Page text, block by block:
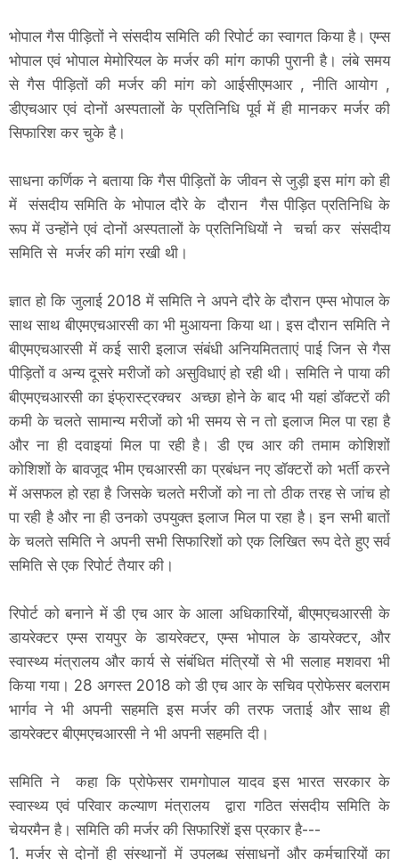
भोपाल गैस पीड़ितों ने संसदीय समिति की रिपोर्ट का स्वागत किया है। एम्स
भोपाल एवं भोपाल मेमोरियल के मर्जर की मांग काफी पुरानी है। लंबे समय
से गैस पीड़ितों की मर्जर की मांग को आईसीएमआर , नीति आयोग ,
डीएचआर एवं दोनों अस्पतालों के प्रतिनिधि पूर्व में ही मानकर मर्जर की
सिफारिश कर चुके है।
साधना कर्णिक ने बताया कि गैस पीड़ितों के जीवन से जुड़ी इस मांग को ही
में संसदीय समिति के भोपाल दौरे के दौरान गैस पीड़ित प्रतिनिधि के
रूप में उन्होंने एवं दोनों अस्पतालों के प्रतिनिधियों ने चर्चा कर संसदीय
समिति से मर्जर की मांग रखी थी।
ज्ञात हो कि जुलाई 2018 में समिति ने अपने दौरे के दौरान एम्स भोपाल के
साथ साथ बीएमएचआरसी का भी मुआयना किया था। इस दौरान समिति ने
बीएमएचआरसी में कई सारी इलाज संबंधी अनियमितताएं पाई जिन से गैस
पीड़ितों व अन्य दूसरे मरीजों को असुविधाएं हो रही थी। समिति ने पाया की
बीएमएचआरसी का इंफ्रास्ट्रक्चर अच्छा होने के बाद भी यहां डॉक्टरों की
कमी के चलते सामान्य मरीजों को भी समय से न तो इलाज मिल पा रहा है
और ना ही दवाइयां मिल पा रही है। डी एच आर की तमाम कोशिशों
कोशिशों के बावजूद भीम एचआरसी का प्रबंधन नए डॉक्टरों को भर्ती करने
में असफल हो रहा है जिसके चलते मरीजों को ना तो ठीक तरह से जांच हो
पा रही है और ना ही उनको उपयुक्त इलाज मिल पा रहा है। इन सभी बातों
के चलते समिति ने अपनी सभी सिफारिशों को एक लिखित रूप देते हुए सर्व
समिति से एक रिपोर्ट तैयार की।
रिपोर्ट को बनाने में डी एच आर के आला अधिकारियों, बीएमएचआरसी के
डायरेक्टर एम्स रायपुर के डायरेक्टर, एम्स भोपाल के डायरेक्टर, और
स्वास्थ्य मंत्रालय और कार्य से संबंधित मंत्रियों से भी सलाह मशवरा भी
किया गया। 28 अगस्त 2018 को डी एच आर के सचिव प्रोफेसर बलराम
भार्गव ने भी अपनी सहमति इस मर्जर की तरफ जताई और साथ ही
डायरेक्टर बीएमएचआरसी ने भी अपनी सहमति दी।
समिति ने कहा कि प्रोफेसर रामगोपाल यादव इस भारत सरकार के
स्वास्थ्य एवं परिवार कल्याण मंत्रालय द्वारा गठित संसदीय समिति के
चेयरमैन है। समिति की मर्जर की सिफारिशें इस प्रकार है---
1. मर्जर से दोनों ही संस्थानों में उपलब्ध संसाधनों और कर्मचारियों का